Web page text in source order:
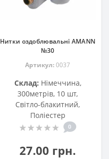
Нитки оздоблювальні AMANN
№30
Артикул:0037
Склад: Німеччина,
300метрів, 10 шт,
Світло-блакитний,
Поліестер
0
27.00 грн.